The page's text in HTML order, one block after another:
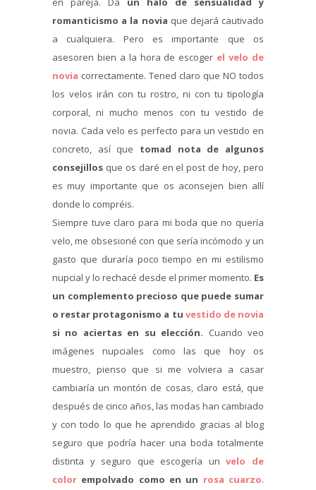
romanticismo a la novia que dejará cautivado
a cualquiera. Pero es importante que os
asesoren bien a la hora de escoger el velo de
novia correctamente. Tened claro que NO todos
los velos irán con tu rostro, ni con tu tipología
corporal, ni mucho menos con tu vestido de
novia. Cada velo es perfecto para un vestido en
concreto, así que tomad nota de algunos
consejillos que os daré en el post de hoy, pero
es muy importante que os aconsejen bien allí
donde lo compréis.
Siempre tuve claro para mi boda que no quería
velo, me obsesioné con que sería incómodo y un
gasto que duraría poco tiempo en mi estilismo
nupcial y lo rechacé desde el primer momento. Es
un complemento precioso que puede sumar
o restar protagonismo a tu vestido de novia
si no aciertas en su elección. Cuando veo
imágenes nupciales como las que hoy os
muestro, pienso que si me volviera a casar
cambiaría un montón de cosas, claro está, que
después de cinco años, las modas han cambiado
y con todo lo que he aprendido gracias al blog
seguro que podría hacer una boda totalmente
distinta y seguro que escogería unvelo de
color empolvado como en un rosa cuarzo.